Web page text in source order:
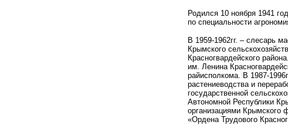
Родился 10 ноября 1941
по специальности
В 1959-1962гг. – слесарь
Крымского
Красногвардейского
им. Ленина
райисполкома. В 1987-
растениеводства и
государственной
Автономной Республики
организациями Крымского
«Ордена Трудового